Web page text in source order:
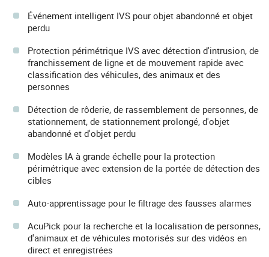
Événement intelligent IVS pour objet abandonné et objet
perdu
Protection périmétrique IVS avec détection d'intrusion, de
franchissement de ligne et de mouvement rapide avec
classification des véhicules, des animaux et des
personnes
Détection de rôderie, de rassemblement de personnes, de
stationnement, de stationnement prolongé, d'objet
abandonné et d'objet perdu
Modèles IA à grande échelle pour la protection
périmétrique avec extension de la portée de détection des
cibles
Auto-apprentissage pour le filtrage des fausses alarmes
AcuPick pour la recherche et la localisation de personnes,
d'animaux et de véhicules motorisés sur des vidéos en
direct et enregistrées